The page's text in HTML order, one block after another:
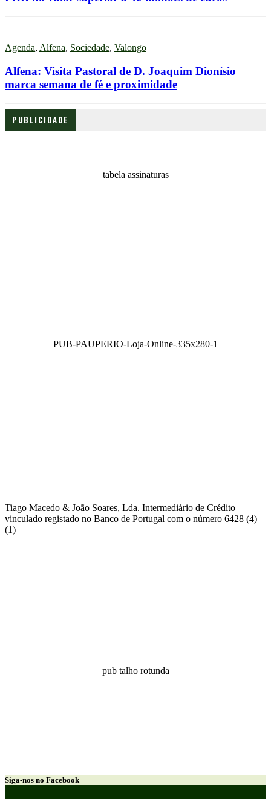
Agenda, Alfena, Sociedade, Valongo
Alfena: Visita Pastoral de D. Joaquim Dionísio
marca semana de fé e proximidade
PUBLICIDADE
tabela assinaturas
PUB-PAUPERIO-Loja-Online-335x280-1
Tiago Macedo & João Soares, Lda. Intermediário de Crédito
vinculado registado no Banco de Portugal com o número 6428 (4)
(1)
pub talho rotunda
Siga-nos no Facebook